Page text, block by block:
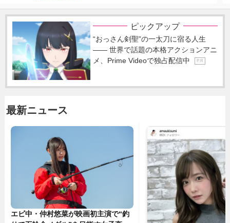
ピックアップ
“おっさん剣聖”の一太刀に宿る人生
―― 世界で話題の本格アクションアニ
メ、Prime Videoで独占配信中
P R
最新ニュース
エビ中・仲村悠菜が映画初主演で“釣